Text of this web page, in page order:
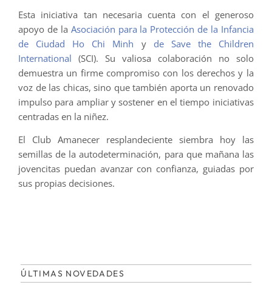
Esta iniciativa tan necesaria cuenta con el generoso
apoyo de la Asociación para la Protección de la Infancia
de Ciudad Ho Chi Minh y de Save the Children
International (SCI). Su valiosa colaboración no solo
demuestra un firme compromiso con los derechos y la
voz de las chicas, sino que también aporta un renovado
impulso para ampliar y sostener en el tiempo iniciativas
centradas en la niñez.
El Club Amanecer resplandeciente siembra hoy las
semillas de la autodeterminación, para que mañana las
jovencitas puedan avanzar con confianza, guiadas por
sus propias decisiones.
ÚLTIMAS NOVEDADES